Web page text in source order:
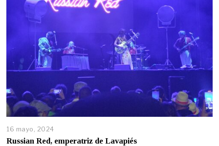
16 mayo, 2024
Russian Red, emperatriz de Lavapiés